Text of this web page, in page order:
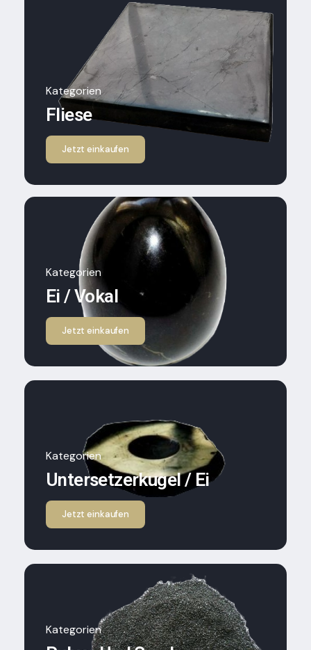
Kategorien
Fliese
Jetzt einkaufen
Kategorien
Ei / Vokal
Jetzt einkaufen
Kategorien
Untersetzerkugel / Ei
Jetzt einkaufen
Kategorien